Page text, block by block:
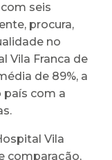
seis
procura,
no
Vila Franca de
de 89%, a
com a
Vila
comparação,